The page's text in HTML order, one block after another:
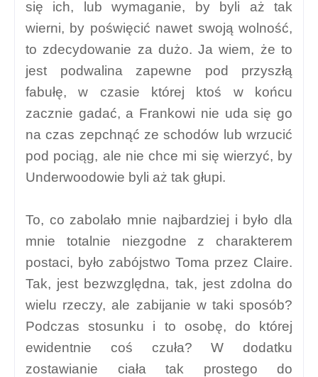
się ich, lub wymaganie, by byli aż tak
wierni, by poświęcić nawet swoją wolność,
to zdecydowanie za dużo. Ja wiem, że to
jest podwalina zapewne pod przyszłą
fabułę, w czasie której ktoś w końcu
zacznie gadać, a Frankowi nie uda się go
na czas zepchnąć ze schodów lub wrzucić
pod pociąg, ale nie chce mi się wierzyć, by
Underwoodowie byli aż tak głupi.
To, co zabolało mnie najbardziej i było dla
mnie totalnie niezgodne z charakterem
postaci, było zabójstwo Toma przez Claire.
Tak, jest bezwzględna, tak, jest zdolna do
wielu rzeczy, ale zabijanie w taki sposób?
Podczas stosunku i to osobę, do której
ewidentnie coś czuła? W dodatku
zostawianie ciała tak prostego do